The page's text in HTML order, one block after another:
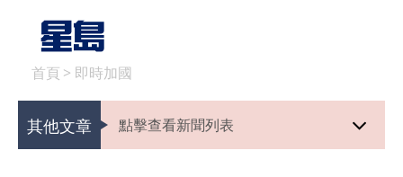
首頁 > 即時加國
其他文章 點擊查看新聞列表